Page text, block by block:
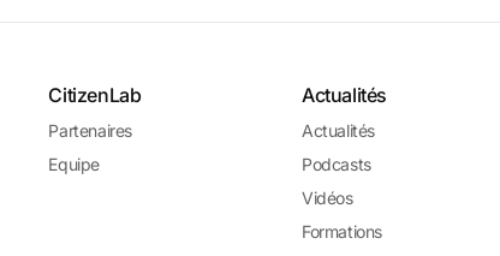
CitizenLab
Partenaires
Equipe
Actualités
Actualités
Podcasts
Vidéos
Formations